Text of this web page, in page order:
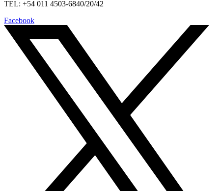
TEL: +54 011 4503-6840/20/42
Facebook